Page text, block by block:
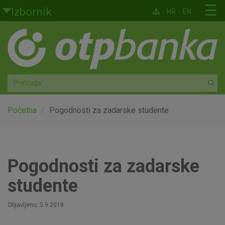
Skoči na glavni sadržaj
Izbornik
Građani
Privatno bankarstvo
Agro
Mala poduzeća i obrtnici
Globalna tržišta
Faktoring
O nama
☰
HR EN
Početna Pogodnosti za zadarske studente
Pogodnosti za zadarske
studente
Objavljeno: 5.9.2018